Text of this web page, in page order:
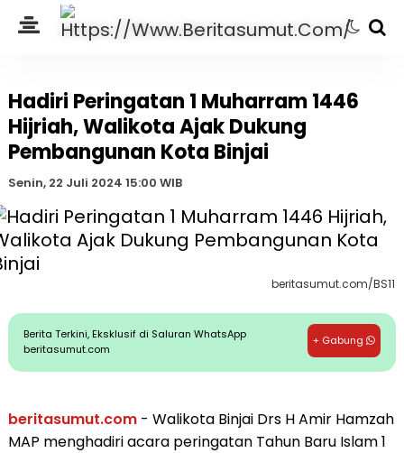
Hadiri Peringatan 1 Muharram 1446
Hijriah, Walikota Ajak Dukung
Pembangunan Kota Binjai
Senin, 22 Juli 2024 15:00 WIB
beritasumut.com/BS11
Berita Terkini, Eksklusif di Saluran WhatsApp
beritasumut.com
+ Gabung
beritasumut.com- Walikota Binjai Drs H Amir Hamzah
MAP menghadiri acara peringatan Tahun Baru Islam 1